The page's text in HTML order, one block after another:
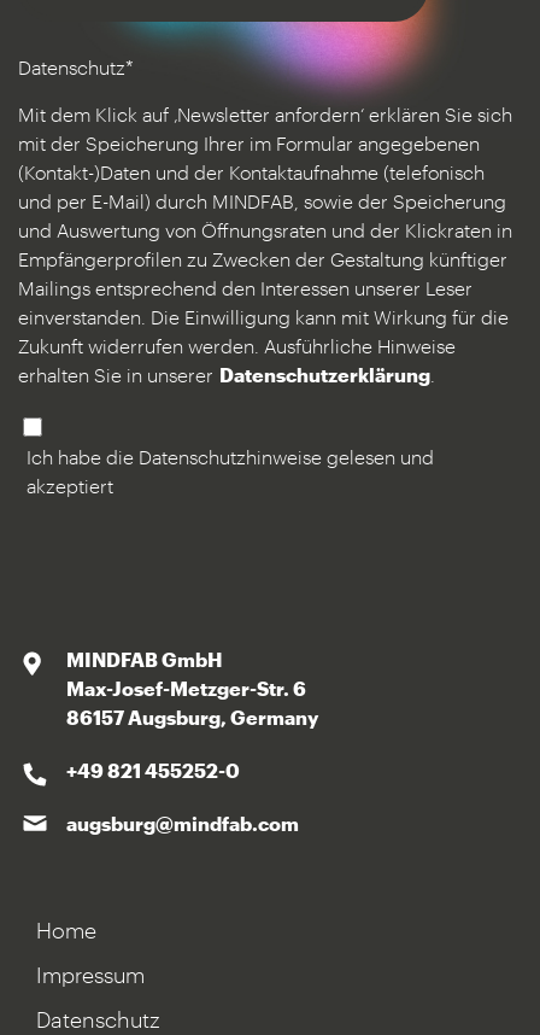
Datenschutz*
Mit dem Klick auf ‚Newsletter anfordern‘ erklären Sie sich
mit der Speicherung Ihrer im Formular angegebenen
(Kontakt-)Daten und der Kontaktaufnahme (telefonisch
und per E-Mail) durch MINDFAB, sowie der Speicherung
und Auswertung von Öffnungsraten und der Klickraten in
Empfängerprofilen zu Zwecken der Gestaltung künftiger
Mailings entsprechend den Interessen unserer Leser
einverstanden. Die Einwilligung kann mit Wirkung für die
Zukunft widerrufen werden. Ausführliche Hinweise
erhalten Sie in unserer Datenschutzerklärung
Ich habe die Datenschutzhinweise gelesen und
akzeptiert
MINDFAB GmbH
Max-Josef-Metzger-Str. 6
86157 Augsburg, Germany
+49 821 455252-0
augsburg@mindfab.com
Home
Impressum
Datenschutz